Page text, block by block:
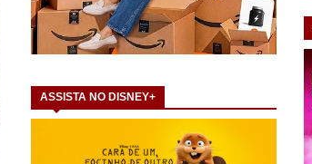
ASSISTA NO DISNEY+